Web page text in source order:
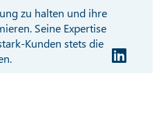
zu halten und ihre
Seine Expertise
Kunden stets die